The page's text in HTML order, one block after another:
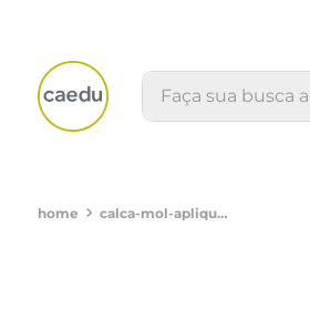
Faça sua busca aqui
calca-mol-aplique-marrom-ita293f-marrom-medio-4705047200082